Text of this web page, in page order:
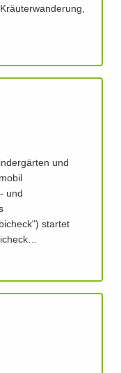
und
und
startet